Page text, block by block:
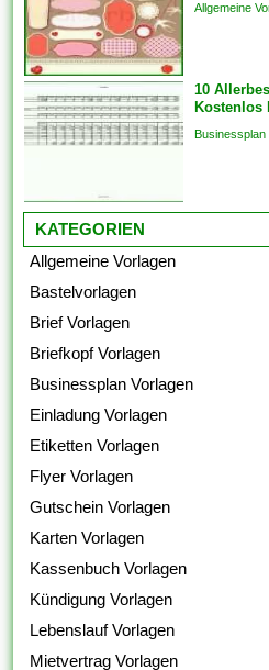
Allgemeine
10
Kostenlos
Businessplan
KATEGORIEN
Allgemeine Vorlagen
Bastelvorlagen
Brief Vorlagen
Briefkopf Vorlagen
Businessplan Vorlagen
Einladung Vorlagen
Etiketten Vorlagen
Flyer Vorlagen
Gutschein Vorlagen
Karten Vorlagen
Kassenbuch Vorlagen
Kündigung Vorlagen
Lebenslauf Vorlagen
Mietvertrag Vorlagen